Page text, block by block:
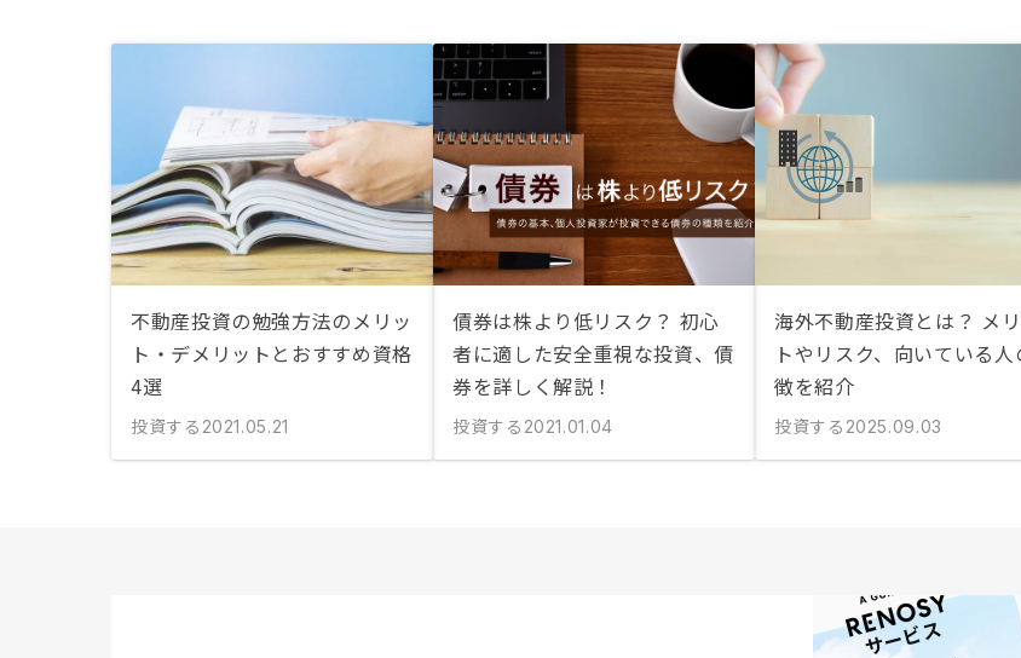
不動産投資の勉強方法のメリッ
ト・デメリットとおすすめ資格
4選
投資する 2021.05.21
債券は株より低リスク？ 初心
者に適した安全重視な投資、債
券を詳しく解説！
投資する 2021.01.04
海外不動産投資とは？ メ
トやリスク、向いている人
徴を紹介
投資する 2025.09.03